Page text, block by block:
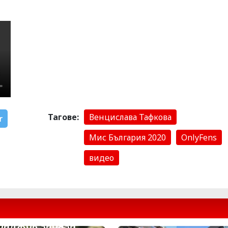
Тагове:
Венцислава Тафкова
Мис България 2020
OnlyFens
видео
заряза